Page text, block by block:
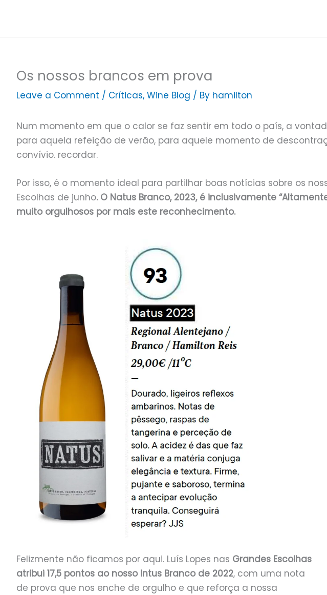
content
Os nossos brancos em prova
Leave a Comment / Críticas, Wine Blog / By hamilton
Num momento em que o calor se faz sentir em todo o país, a
para aquela refeição de verão, para aquele momento de
convívio. recordar.
Por isso, é o momento ideal para partilhar boas notícias sobre os
Escolhas de junho. O Natus Branco, 2023, é inclusivamente
muito orgulhosos por mais este reconhecimento.
Felizmente não ficamos por aqui. Luís Lopes nas Grandes Escolhas
atribui 17,5 pontos ao nosso Intus Branco de 2022, com uma nota
de prova que nos enche de orgulho e que reforça a nossa